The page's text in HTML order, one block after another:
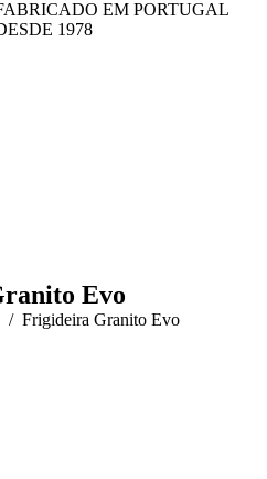
EM PORTUGAL
1978
Evo
Frigideira Granito Evo